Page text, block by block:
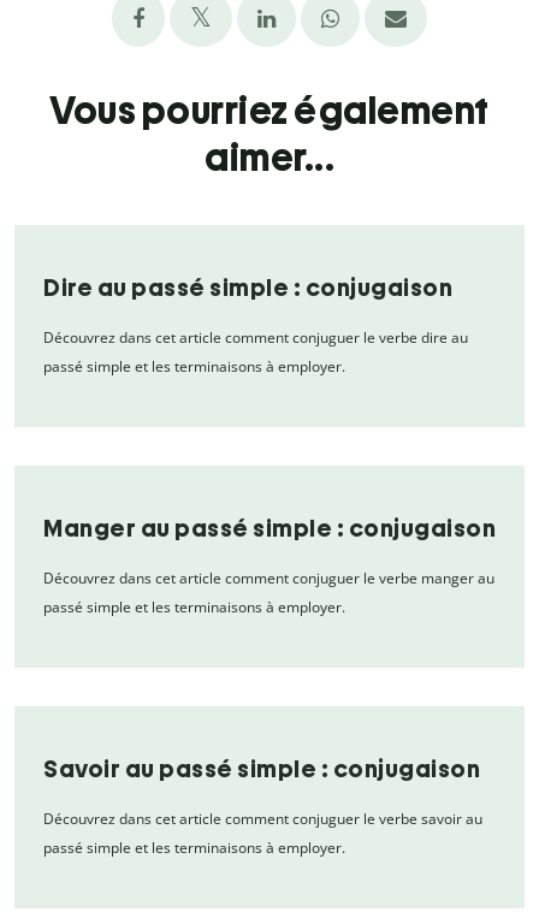
Vous pourriez également
aimer...
Dire au passé simple : conjugaison
Découvrez dans cet article comment conjuguer le verbe dire au
passé simple et les terminaisons à employer.
Manger au passé simple : conjugaison
Découvrez dans cet article comment conjuguer le verbe manger au
passé simple et les terminaisons à employer.
Savoir au passé simple : conjugaison
Découvrez dans cet article comment conjuguer le verbe savoir au
passé simple et les terminaisons à employer.